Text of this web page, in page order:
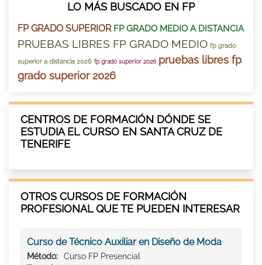
LO MÁS BUSCADO EN FP
FP GRADO SUPERIOR FP GRADO MEDIO A DISTANCIA
PRUEBAS LIBRES FP GRADO MEDIO fp grado
superior a distancia 2026 fp grado superior 2026 pruebas libres fp
grado superior 2026
CENTROS DE FORMACIÓN DÓNDE SE
ESTUDIA EL CURSO EN SANTA CRUZ DE
TENERIFE
OTROS CURSOS DE FORMACIÓN
PROFESIONAL QUE TE PUEDEN INTERESAR
Curso de Técnico Auxiliar en Diseño de Moda
Método:
Curso FP Presencial